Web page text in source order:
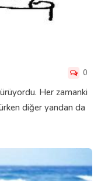
0
Her zamanki
diğer yandan da